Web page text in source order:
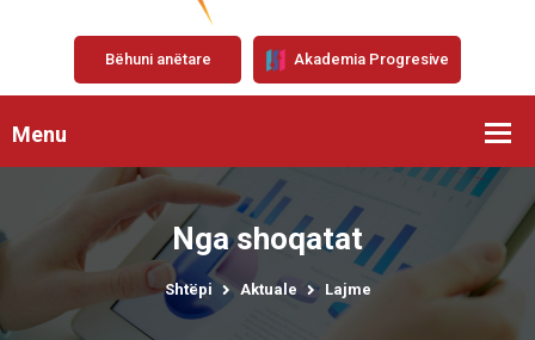
Bëhuni anëtare Akademia Progresive
Menu
Nga shoqatat
Shtëpi Aktuale Lajme